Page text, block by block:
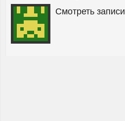
Смотреть записи